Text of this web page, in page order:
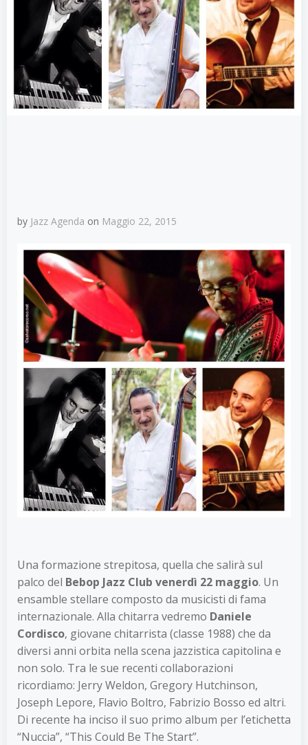
by Jazz Agenda on Maggio 22, 2015
Una formazione strepitosa, quella che salirà sul
palco del Bebop Jazz Club venerdì 22 maggio. Un
ensamble stellare composto da musicisti di fama
internazionale. Alla chitarra vedremo Daniele
Cordisco, giovane chitarrista (classe 1988) che da
diversi anni orbita nella scena jazzistica capitolina e
non solo. Tra le sue recenti collaborazioni
ricordiamo: Jerry Weldon, Gregory Hutchinson,
Joseph Lepore, Flavio Boltro, Fabrizio Bosso ed altri.
Di recente ha inciso il suo primo album per l’etichetta
“Nuccia”, “This Could Be The Start”.